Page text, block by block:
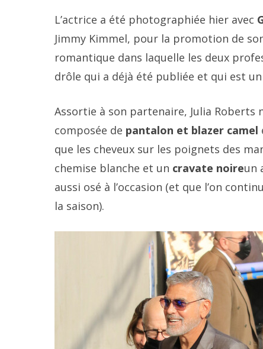
L’actrice a été photographiée hier avec
Jimmy Kimmel, pour la promotion de
romantique dans laquelle les deux
drôle qui a déjà été publiée et qui est
Assortie à son partenaire, Julia Roberts
composée de pantalon et blazer camel
que les cheveux sur les poignets des
chemise blanche et un cravate noireun
aussi osé à l’occasion (et que l’on
la saison).